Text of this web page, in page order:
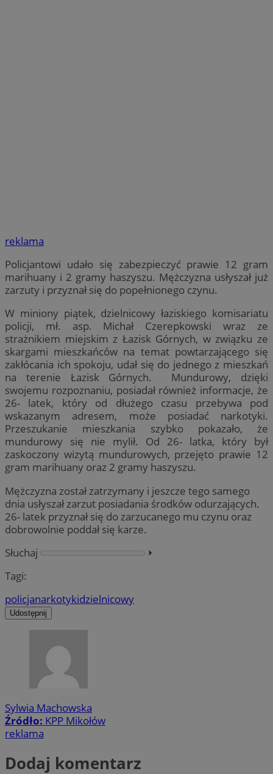
reklama
Policjantowi udało się zabezpieczyć prawie 12 gram
marihuany i 2 gramy haszyszu. Mężczyzna usłyszał już
zarzuty i przyznał się do popełnionego czynu.
W miniony piątek, dzielnicowy łaziskiego komisariatu
policji, mł. asp. Michał Czerepkowski wraz ze
strażnikiem miejskim z Łazisk Górnych, w związku ze
skargami mieszkańców na temat powtarzającego się
zakłócania ich spokoju, udał się do jednego z mieszkań
na terenie Łazisk Górnych. Mundurowy, dzięki
swojemu rozpoznaniu, posiadał również informacje, że
26- latek, który od dłużego czasu przebywa pod
wskazanym adresem, może posiadać narkotyki.
Przeszukanie mieszkania szybko pokazało, że
mundurowy się nie mylił. Od 26- latka, który był
zaskoczony wizytą mundurowych, przejęto prawie 12
gram marihuany oraz 2 gramy haszyszu.
Mężczyzna został zatrzymany i jeszcze tego samego
dnia usłyszał zarzut posiadania środków odurzających.
26- latek przyznał się do zarzucanego mu czynu oraz
dobrowolnie poddał się karze.
Słuchaj
⏵︎
Tagi:
policjanarkotykidzielnicowy
Udostępnij
Sylwia Machowska
Źródło: KPP Mikołów
reklama
Dodaj komentarz